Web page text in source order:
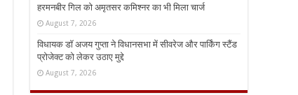
हरमनबीर गिल को अमृतसर कमिश्नर का भी मिला चार्ज
August 7, 2026
विधायक डॉ अजय गुप्ता ने विधानसभा में सीवरेज और पार्किंग स्टैंड
प्रोजेक्ट को लेकर उठाए मुद्दे
August 7, 2026